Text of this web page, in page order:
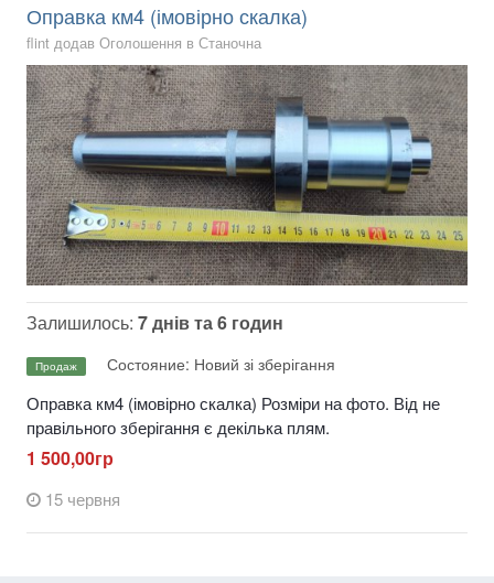
Оправка км4 (імовірно скалка)
flint додав Оголошення в Станочна
Залишилось: 7 днів та 6 годин
Продаж Состояние: Новий зі зберігання
Оправка км4 (імовірно скалка) Розміри на фото. Від не
правільного зберігання є декілька плям.
1 500,00гр
15 червня